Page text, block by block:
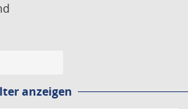
anzeigen